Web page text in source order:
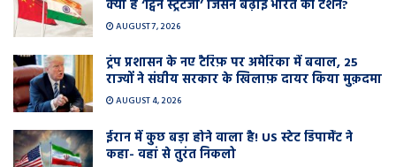
क्या है ‘ट्विन स्ट्रैटजी’ जिसने बढ़ाई भारत की टेंशन?
AUGUST 7, 2026
ट्रंप प्रशासन के नए टैरिफ़ पर अमेरिका में बवाल, 25
राज्यों ने संघीय सरकार के खिलाफ़ दायर किया मुक़दमा
AUGUST 4, 2026
ईरान में कुछ बड़ा होने वाला है! US स्टेट डिपार्मेंट ने
कहा- वहां से तुरंत निकलो